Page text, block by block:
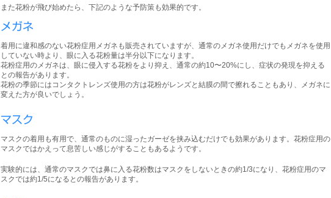
また花粉が飛び始めたら、下記のような予防策も効果的です。
メガネ
着用に違和感のない花粉症用メガネも販売されていますが、通常のメガネ使用だけでもメガネを使用
していない時より、眼に入る花粉量は半分以下になります。
花粉症用のメガネは、眼に侵入する花粉をより抑え、通常の約10〜20%にし、症状の発現を抑える
との報告があります。
花粉の季節にはコンタクトレンズ使用の方は花粉がレンズと結膜の間で擦れることもあり、メガネに
変えた方が良いでしょう。
マスク
マスクの着用も有用で、通常のものに湿ったガーゼを挟み込むだけでも効果があります。花粉症用の
マスクではかえって息苦しい感じがすることもあるようです。
実験的には、通常のマスクでは鼻に入る花粉数はマスクをしないときの約1/3になり、花粉症用のマ
スクでは約1/5になるとの報告があります。